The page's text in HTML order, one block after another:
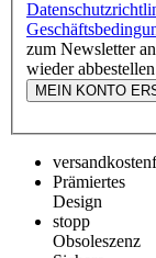
zum Newsletter
wieder
MEIN KONTO
Prämiertes
Design
stopp
Obsoleszenz